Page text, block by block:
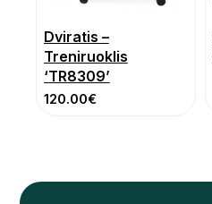
Dviratis –
Treniruoklis
‘TR8309’
120.00€